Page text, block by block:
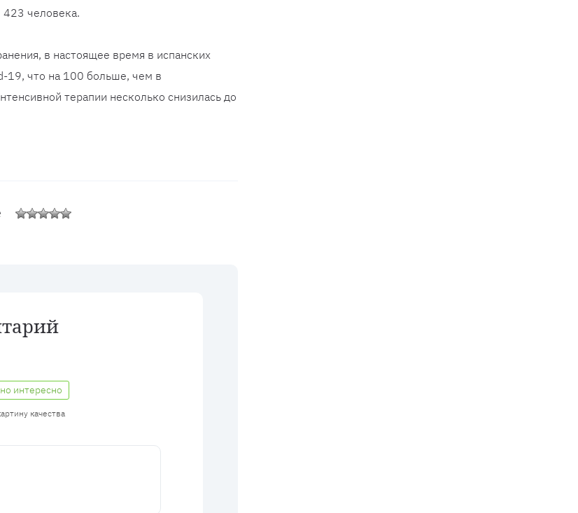
423 человека.
в настоящее время в испанских
19, что на 100 больше, чем в
терапии несколько снизилась до
интересно
качества